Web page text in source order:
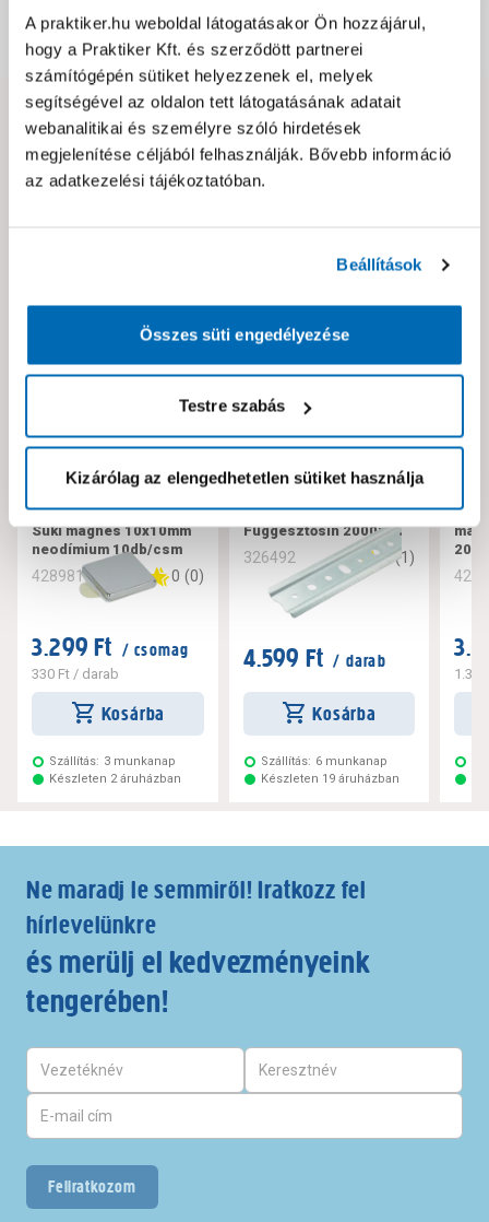
A praktiker.hu weboldal látogatásakor Ön hozzájárul,
hogy a Praktiker Kft. és szerződött partnerei
számítógépén sütiket helyezzenek el, melyek
segítségével az oldalon tett látogatásának adatait
webanalitikai és személyre szóló hirdetések
megjelenítése céljából felhasználják. Bővebb információ
az adatkezelési tájékoztatóban.
Beállítások
Összes süti engedélyezése
Testre szabás
Kizárólag az elengedhetetlen sütiket használja
Dokumentumok, felelős személy
Hibát találtál az oldalon vagy a termék leírásában?
Kérjük jelezd nekünk!
Suki mágnes 10x10mm
neodímium 10db/csm
428981 0 (0)
3.299 Ft / csomag
330 Ft / darab
Kosárba
Szállítás: 3 munkanap
Készleten 2 áruházban
Függesztősín 2000mm
326492 5 (1)
4.599 Ft / darab
Kosárba
Szállítás: 6 munkanap
Készleten 19 áruházban
Ne maradj le semmiről! Iratkozz fel
hírlevelünkre
és merülj el kedvezményeink
tengerében!
Feliratkozom